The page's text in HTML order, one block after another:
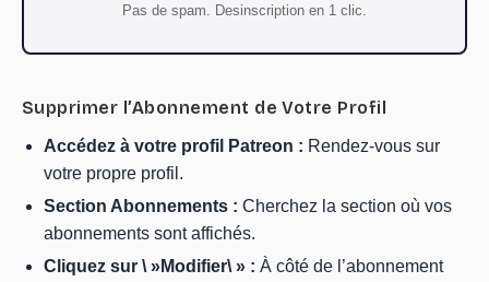
Pas de spam. Desinscription en 1 clic.
Supprimer l’Abonnement de Votre Profil
Accédez à votre profil Patreon : Rendez-vous sur
votre propre profil.
Section Abonnements : Cherchez la section où vos
abonnements sont affichés.
Cliquez sur \ »Modifier\ » : À côté de l’abonnement